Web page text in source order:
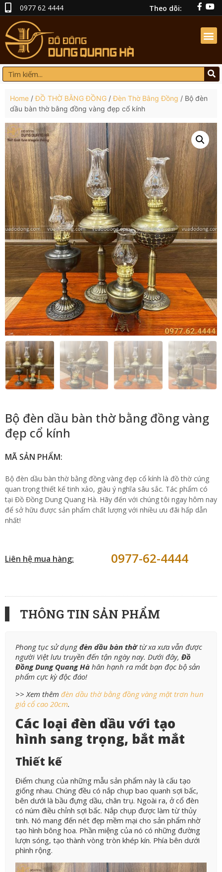
0977 62 4444 Theo dõi:
Home /ĐỒ THỜ BẰNG ĐỒNG /Đèn Thờ Bằng Đồng / Bộ đèn
dầu bàn thờ bằng đồng vàng đẹp cổ kính
Bộ đèn dầu bàn thờ bằng đồng vàng
đẹp cổ kính
MÃ SẢN PHẨM:
Bộ đèn dầu bàn thờ bằng đồng vàng đẹp cổ kính là đồ thờ cúng
quan trọng thiết kế tinh xảo, giàu ý nghĩa sâu sắc. Tác phẩm có
tại Đồ Đồng Dung Quang Hà. Hãy đến với chúng tôi ngay hôm nay
để sở hữu được sản phẩm chất lượng với nhiều ưu đãi hấp dẫn
nhất!
Liên hệ mua hàng: 0977-62-4444
THÔNG TIN SẢN PHẨM
Phong tục sử dụngđèn dầu bàn thờtừ xa xưa vẫn được
người Việt lưu truyền đến tận ngày nay. Dưới đây, Đồ
Đồng Dung Quang Hà hân hạnh ra mắt bạn đọc bộ sản
phẩm cực kỳ độc đáo!
>> Xem thêm đèn dầu thờ bằng đồng vàng mặt trơn hun
giả cổ cao 20cm.
Các loại đèn dầu với tạo
hình sang trọng, bắt mắt
Thiết kế
Điểm chung của những mẫu sản phẩm này là cấu tạo
giống nhau. Chúng đều có nắp chụp bao quanh sợi bấc,
bên dưới là bầu đựng dầu, chân trụ. Ngoài ra, ở cổ đèn
có núm điều chỉnh sợi bấc. Nắp chụp được làm từ thủy
tinh. Nó mang đến nét đẹp mềm mại cho sản phẩm nhờ
tạo hình bông hoa. Phần miệng của nó có những đường
lượn sóng, tạo thành vòng tròn khép kín. Phía bên dưới
phình rộng.